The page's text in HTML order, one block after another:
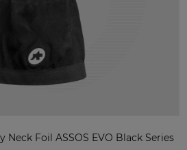
Foil ASSOS EVO Black Series